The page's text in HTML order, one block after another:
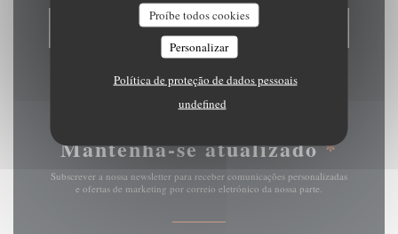
Proíbe todos cookies
Personalizar
Política de proteção de dados pessoais
undefined
RESERVAR UMA MESA
Mantenha-se atualizado*
Subscrever a nossa newsletter para receber comunicações personalizadas
e ofertas de marketing por correio eletrónico da nossa parte.